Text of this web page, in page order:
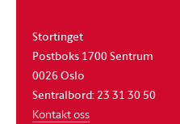
Stortinget
Postboks 1700 Sentrum
0026 Oslo
Sentralbord: 23 31 30 50
Kontakt oss